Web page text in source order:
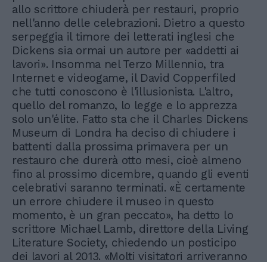
allo scrittore chiuderà per restauri, proprio
nell'anno delle celebrazioni. Dietro a questo
serpeggia il timore dei letterati inglesi che
Dickens sia ormai un autore per «addetti ai
lavori». Insomma nel Terzo Millennio, tra
Internet e videogame, il David Copperfiled
che tutti conoscono è l'illusionista. L'altro,
quello del romanzo, lo legge e lo apprezza
solo un'élite. Fatto sta che il Charles Dickens
Museum di Londra ha deciso di chiudere i
battenti dalla prossima primavera per un
restauro che durerà otto mesi, cioè almeno
fino al prossimo dicembre, quando gli eventi
celebrativi saranno terminati. «È certamente
un errore chiudere il museo in questo
momento, è un gran peccato», ha detto lo
scrittore Michael Lamb, direttore della Living
Literature Society, chiedendo un posticipo
dei lavori al 2013. «Molti visitatori arriveranno